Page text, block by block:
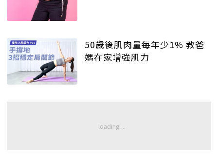
50歲後肌肉量每年少1% 教爸
媽在家增強肌力